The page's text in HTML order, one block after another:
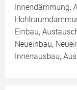
Innendämmung,
Einbau,
Neueinbau,
Innenausbau,